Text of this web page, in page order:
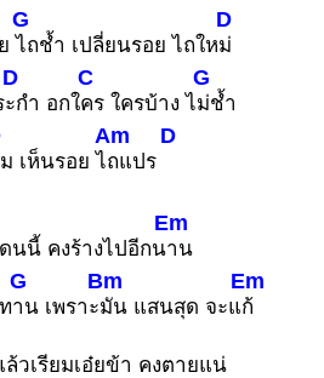
G
ไถช้ำ เปลี่ยนรอย ไถให
D
ม่
D
ะกำ อกใ
C
คร ใครบ้าง ไ
G
ม่ช้ำ
เห็นรอย ไ
Am
ถแปร
D
นนี้ คงร้างไปอีกน
Em
าน
G
าน เพราะ
Bm
มัน แสนสุด จะแ
Em
ก้
วเรียมเอ๋ยข้า คงตายแน่